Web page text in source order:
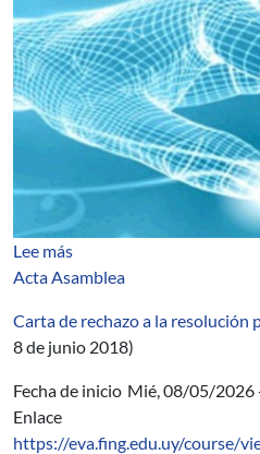
Lee más
Acta Asamblea
Carta de rechazo a la resolución
8 de junio 2018)
Fecha de inicio Mié, 08/05/2026
Enlace
https://eva.fing.edu.uy/course/